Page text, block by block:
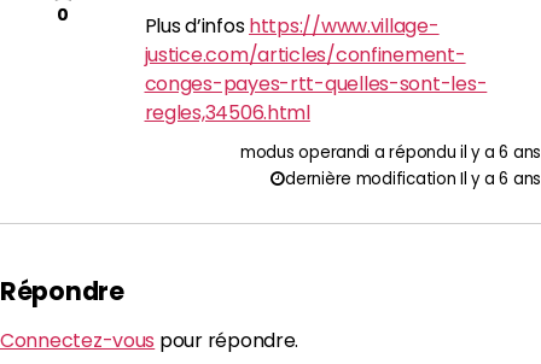
0
Plus d’infoshttps://www.village-
justice.com/articles/confinement-
conges-payes-rtt-quelles-sont-les-
regles,34506.html
modus operandi a réponduil y a 6 ans
dernière modification Il y a 6 ans
Répondre
Connectez-vous pour répondre.